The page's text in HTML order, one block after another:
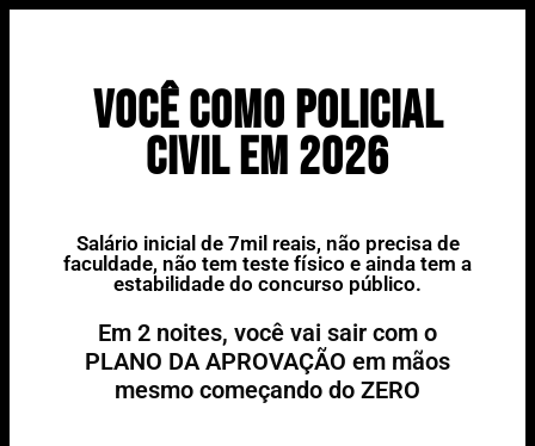
VOCÊ COMO POLICIAL
CIVIL EM 2026
Salário inicial de 7mil reais, não precisa de
faculdade, não tem teste físico e ainda tem a
estabilidade do concurso público.
Em 2 noites, você vai sair com o
PLANO DA APROVAÇÃO em mãos
mesmo começando do ZERO